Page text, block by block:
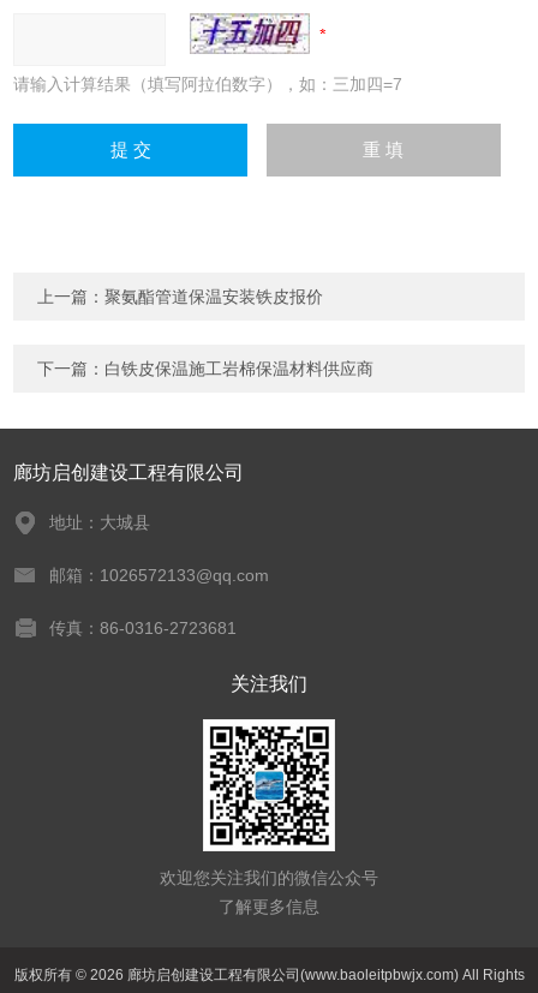
请输入计算结果（填写阿拉伯数字），如：三加四=7
上一篇：聚氨酯管道保温安装铁皮报价
下一篇： 白铁皮保温施工岩棉保温材料供应商
廊坊启创建设工程有限公司
地址：大城县
邮箱：1026572133@qq.com
传真：86-0316-2723681
关注我们
欢迎您关注我们的微信公众号
了解更多信息
版权所有 © 2026 廊坊启创建设工程有限公司(www.baoleitpbwjx.com) All Rights